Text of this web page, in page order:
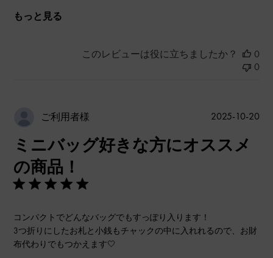
もっと見る
このレビューは役に立ちましたか？
0
0
ご利用者様
ミニバッグ好きな方にオススメ
の商品！
コンパクトでどんなバッグでもすっぽり入ります！
3つ折りにしたお札と小銭もチャックの中に入れれるので、お財
布代わりでもつかえます‎🤍
公
2025-10-20